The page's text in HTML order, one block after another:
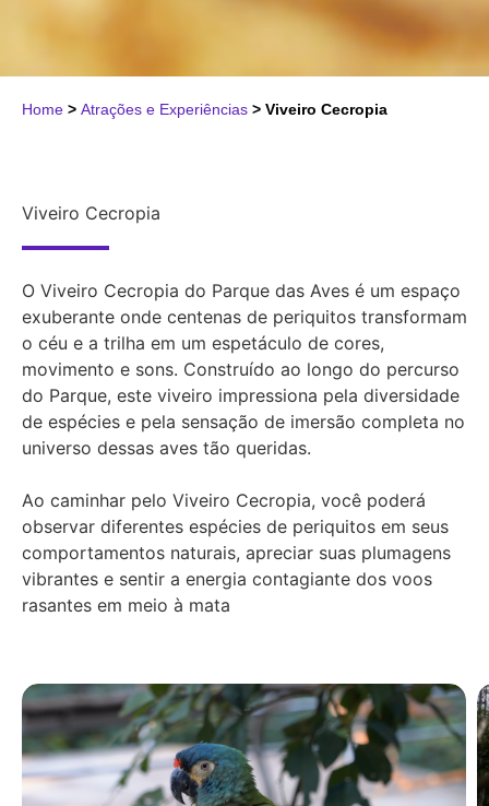
Home > Atrações e Experiências > Viveiro Cecropia
Viveiro Cecropia
O Viveiro Cecropia do Parque das Aves é um espaço
exuberante onde centenas de periquitos transformam
o céu e a trilha em um espetáculo de cores,
movimento e sons. Construído ao longo do percurso
do Parque, este viveiro impressiona pela diversidade
de espécies e pela sensação de imersão completa no
universo dessas aves tão queridas.
Ao caminhar pelo Viveiro Cecropia, você poderá
observar diferentes espécies de periquitos em seus
comportamentos naturais, apreciar suas plumagens
vibrantes e sentir a energia contagiante dos voos
rasantes em meio à mata